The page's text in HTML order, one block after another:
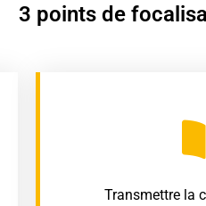
3 points de
Transmettre la